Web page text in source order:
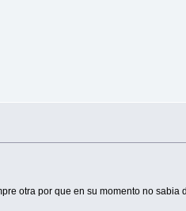
otra por que en su momento no sabia